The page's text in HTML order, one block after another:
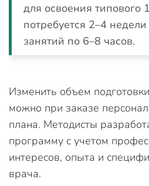
для освоения типового
потребуется 2–4
занятий по 6–8 часов.
Изменить объем
можно при заказе
плана. Методисты
программу с учетом
интересов, опыта и
врача.